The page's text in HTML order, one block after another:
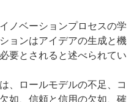
ノベーションプロセスの学
ョンはアイデアの生成と機
要とされると述べられてい
、ロールモデルの不足、コ
如、信頼と信用の欠如、確